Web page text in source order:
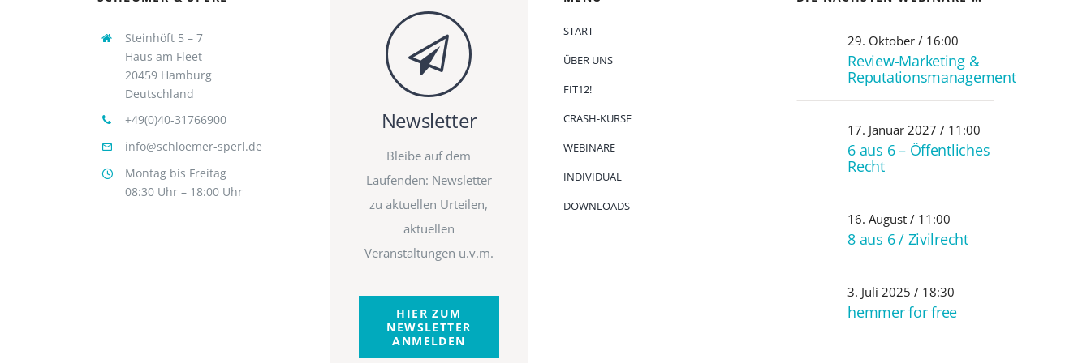
Steinhöft 5 – 7
Haus am Fleet
20459 Hamburg
Deutschland
+49(0)40-31766900
info@schloemer-sperl.de
Montag bis Freitag
08:30 Uhr – 18:00 Uhr
Newsletter
Bleibe auf dem
Laufenden: Newsletter
zu aktuellen Urteilen,
aktuellen
Veranstaltungen u.v.m.
HIER ZUM
NEWSLETTER
ANMELDEN
START
ÜBER UNS
FIT12!
CRASH-KURSE
WEBINARE
INDIVIDUAL
DOWNLOADS
29. Oktober / 16:00
Review-Marketing &
Reputationsmanagement
17. Januar 2027 / 11:00
6 aus 6 – Öffentliches
Recht
16. August / 11:00
8 aus 6 / Zivilrecht
3. Juli 2025 / 18:30
hemmer for free